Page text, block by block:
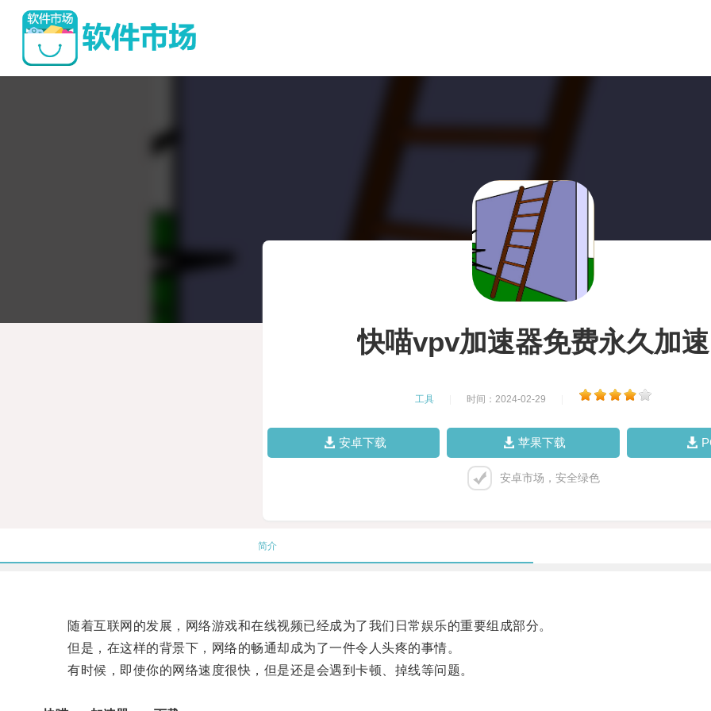
快喵vpv加速器免费永久加速
工具 时间：2024-02-29
安卓下载 苹果下载
安卓市场，安全绿色
简介
随着互联网的发展，网络游戏和在线视频已经成为了我们日常娱乐的重要组成部分。
但是，在这样的背景下，网络的畅通却成为了一件令人头疼的事情。
有时候，即使你的网络速度很快，但是还是会遇到卡顿、掉线等问题。